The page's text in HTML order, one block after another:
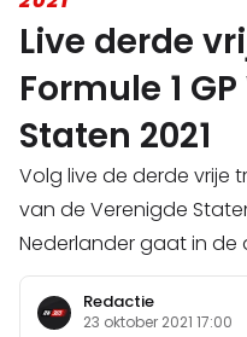
Live derde
Formule 1
Staten 2021
Volg live de derde vrije
van de Verenigde
Nederlander gaat in de
Redactie
23 oktober 2021 17:00